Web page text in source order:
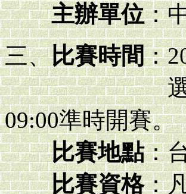
主辦單位：
三、比賽時間：
選手請於當
09:00準時開賽。
比賽地點：
比賽資格：